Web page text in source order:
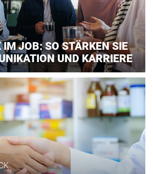
IM JOB: SO STÄRKEN SIE
UND KARRIERE